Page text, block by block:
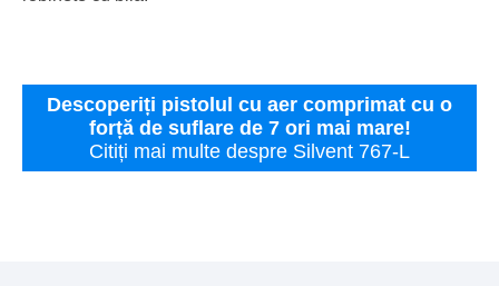
Descoperiți pistolul cu aer comprimat cu o
forță de suflare de 7 ori mai mare!
Citiți mai multe despre Silvent 767-L